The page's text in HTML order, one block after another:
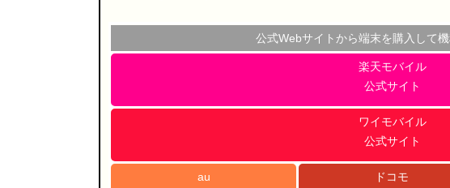
公式Webサイトから端末を購入して機
楽天モバイル
公式サイト
ワイモバイル
公式サイト
au
ドコモ